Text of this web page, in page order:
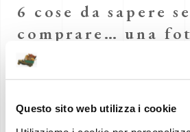
Questo sito web utilizza i cookie
6 cose da sapere
comprare… una
30 Agosto 2017
OSPITA LA FIAT
SEGRETI